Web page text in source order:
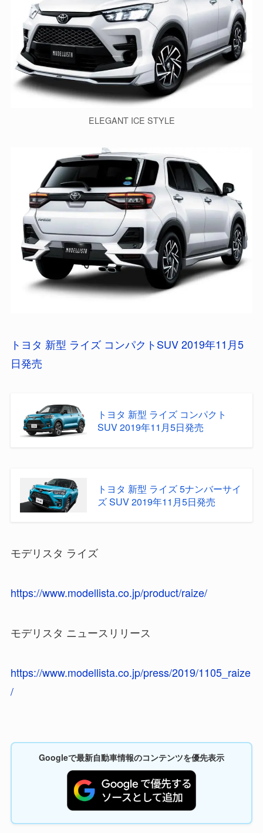
ELEGANT ICE STYLE
トヨタ 新型 ライズ コンパクトSUV 2019年11月5
日発売
トヨタ 新型 ライズ コンパクト
SUV 2019年11月5日発売
トヨタ 新型 ライズ 5ナンバーサイ
ズ SUV 2019年11月5日発売
モデリスタ ライズ
https://www.modellista.co.jp/product/raize/
モデリスタ ニュースリリース
https://www.modellista.co.jp/press/2019/1105_raize
/
Googleで最新自動車情報のコンテンツを優先表示